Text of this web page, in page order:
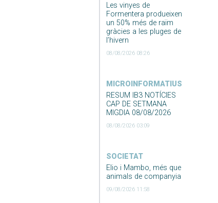
Les vinyes de
Formentera produeixen
un 50% més de raïm
gràcies a les pluges de
l’hivern
08/08/2026 08:26
MICROINFORMATIUS
RESUM IB3 NOTÍCIES
CAP DE SETMANA
MIGDIA 08/08/2026
08/08/2026 03:09
SOCIETAT
Elio i Mambo, més que
animals de companyia
09/08/2026 11:58